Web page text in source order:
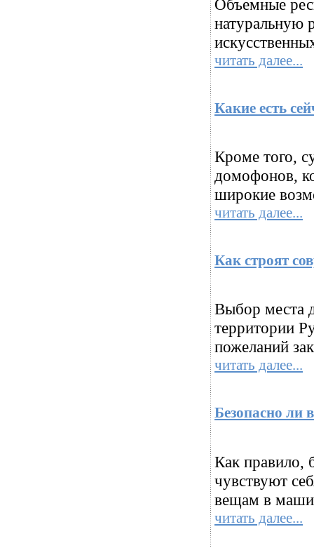
Объемные
натуральную
читать далее...
Какие есть
Кроме того,
домофонов,
широкие
читать далее...
Как строят
Выбор места
территории
пожеланий
читать далее...
Безопасно ли
Как правило,
чувствуют
вещам в
читать далее...